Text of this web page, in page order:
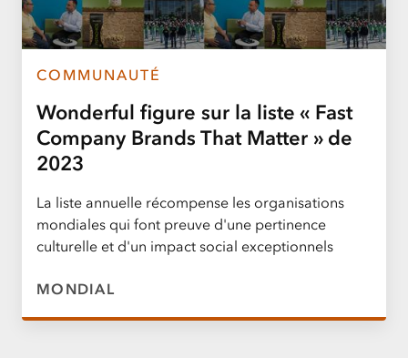
COMMUNAUTÉ
Wonderful figure sur la liste « Fast
Company Brands That Matter » de
2023
La liste annuelle récompense les organisations
mondiales qui font preuve d'une pertinence
culturelle et d'un impact social exceptionnels
MONDIAL